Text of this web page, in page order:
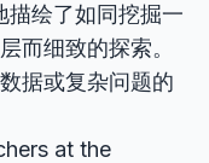
描绘了如同挖掘一
而细致的探索。
据或复杂问题的
at the